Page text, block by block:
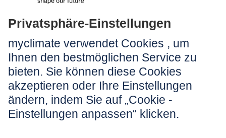
Rechtliches:
Impressum
Nutzungshinweis
AGB
Datenschutz